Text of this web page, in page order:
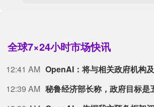
全球7×24小时市场快讯
12:41 AM
12:39 AM